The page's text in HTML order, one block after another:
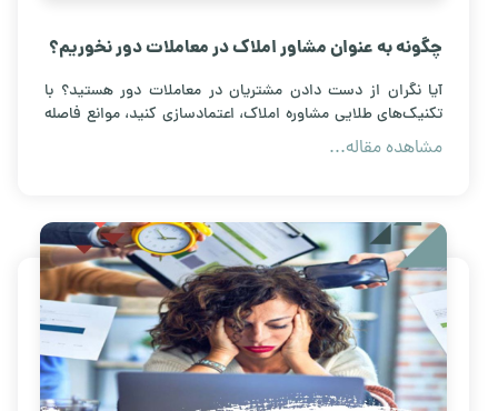
چگونه به عنوان مشاور املاک در معاملات دور نخوریم؟
آیا نگران از دست دادن مشتریان در معاملات دور هستید؟ با
تکنیک‌های طلایی مشاوره املاک، اعتمادسازی کنید، موانع فاصله
را از بین ببرید و نرخ تبدیل مشتریان مجازی را به خریداران واقعی
مشاهده مقاله...